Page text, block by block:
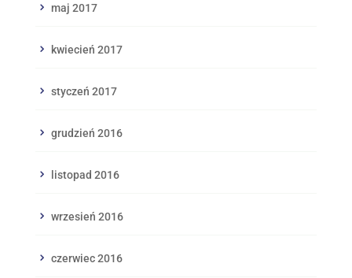
maj 2017
kwiecień 2017
styczeń 2017
grudzień 2016
listopad 2016
wrzesień 2016
czerwiec 2016